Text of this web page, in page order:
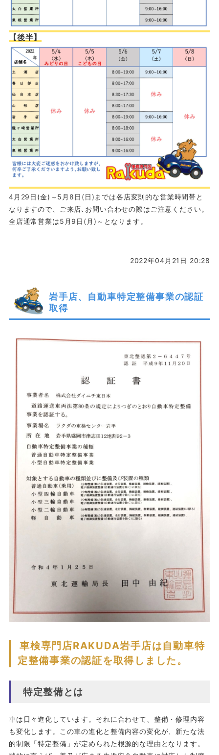
【後半】
4月29日(金)～5月8日(日)までは各店変則的な営業時間帯と
なりますので、ご来店､お問い合わせの際はご注意ください。
全店通常営業は5月9日(月)～となります。
2022年04月21日 20:28
岩手店、自動車特定整備事業の認証
取得
車検専門店RAKUDA岩手店は自動車特
定整備事業の認証を取得しました。
特定整備とは
車は日々進化しています。それに合わせて、整備・修理内容
も変化します。この車の進化と整備内容の変化が、新たな法
的制限「特定整備」が定められた根源的な理由となります。